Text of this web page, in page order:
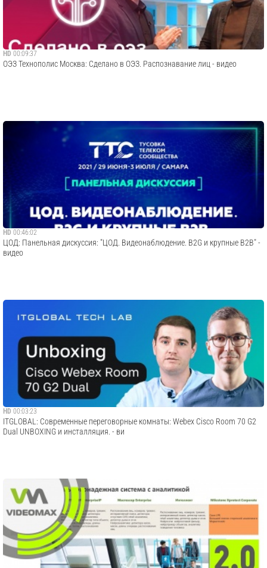
HD 00:09:37
ОЭЗ Технополис Москва: Сделано в ОЭЗ. Распознавание лиц - видео
HD 00:46:02
ЦОД: Панельная дискуссия: "ЦОД. Видеонаблюдение. B2G и крупные B2B" -
видео
HD 00:03:23
ITGLOBAL: Современные переговорные комнаты: Webex Cisco Room 70 G2
Dual UNBOXING и инсталляция. - ви